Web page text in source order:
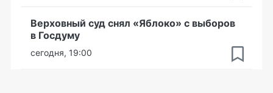
Верховный суд снял «Яблоко» с выборов
в Госдуму
сегодня, 19:00